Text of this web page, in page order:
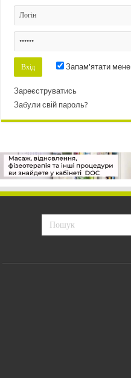
Запам'ятати мене
Зареєструватись
Забули свій пароль?